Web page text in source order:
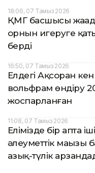
18:06, 07 Тамыз 2026
ҚМГ басшысы
орнын игеруге
берді
16:50, 07 Тамыз 2026
Елдегі Ақсоран
вольфрам өндіру
жоспарланған
11:08, 07 Тамыз 2026
Елімізде бір апта
әлеуметтік маңызы
азық-түлік